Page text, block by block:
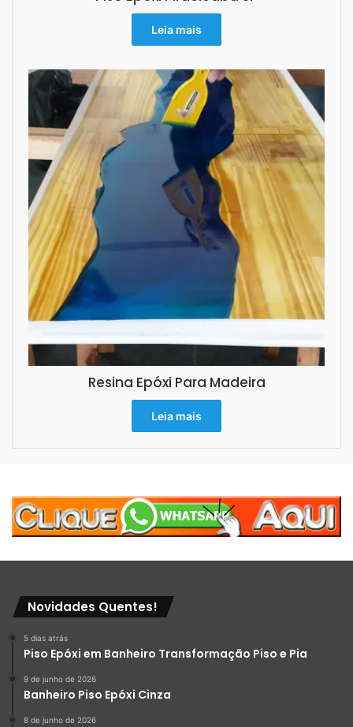
Leia mais
Resina Epóxi Para Madeira
Leia mais
Novidades Quentes!
5 dias atrás
Piso Epóxi em Banheiro Transformação Piso e Pia
9 de junho de 2026
Banheiro Piso Epóxi Cinza
8 de junho de 2026